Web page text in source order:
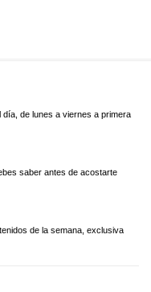
de lunes a viernes a primera
saber antes de acostarte
de la semana, exclusiva